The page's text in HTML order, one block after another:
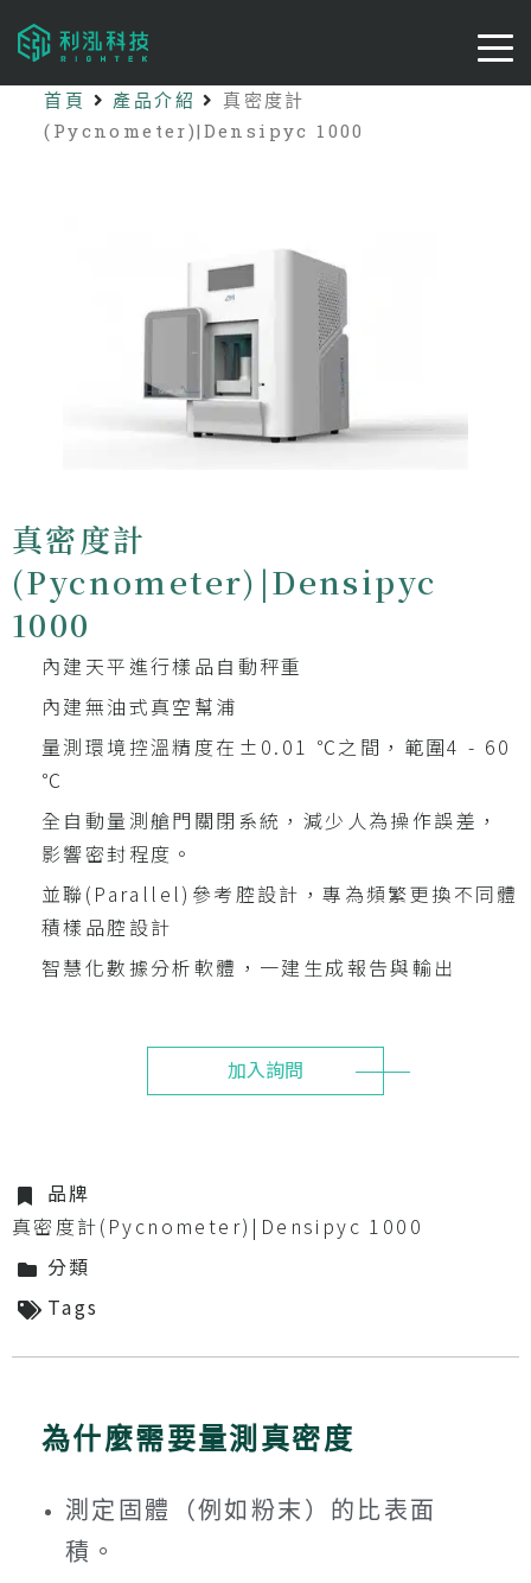
首頁 產品介紹
真密度計
(Pycnometer)|Densipyc 1000
真密度計
(Pycnometer)|Densipyc
1000
內建天平進行樣品自動秤重
內建無油式真空幫浦
量測環境控溫精度在±0.01 ℃之間，範圍4 - 60
℃
全自動量測艙門關閉系統，減少人為操作誤差，
影響密封程度。
並聯(Parallel)參考腔設計，專為頻繁更換不同體
積樣品腔設計
智慧化數據分析軟體，一建生成報告與輸出
加入詢問
品牌
真密度計(Pycnometer)|Densipyc 1000
分類
Tags
為什麼需要量測真密度
測定固體（例如粉末）的比表面
積。